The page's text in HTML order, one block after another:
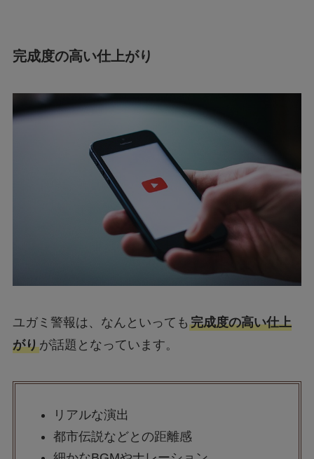
完成度の高い仕上がり
ユガミ警報は、なんといっても 完成度の高い仕上
がり が話題となっています。
リアルな演出
都市伝説などとの距離感
細かなBGMやナレーション